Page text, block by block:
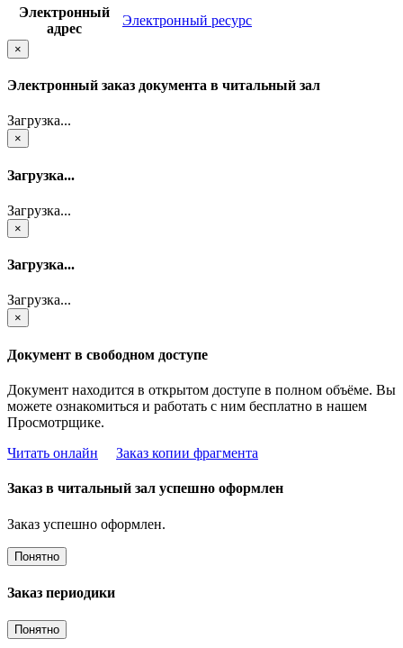
Электронный
адрес
Электронный ресурс
×
Электронный заказ документа в читальный зал
Загрузка...
×
Загрузка...
Загрузка...
×
Загрузка...
Загрузка...
×
Документ в свободном доступе
Документ находится в открытом доступе в полном объёме. Вы
можете ознакомиться и работать с ним бесплатно в нашем
Просмотрщике.
Читать онлайн
Заказ копии фрагмента
Заказ в читальный зал успешно оформлен
Заказ успешно оформлен.
Понятно
Заказ периодики
Понятно